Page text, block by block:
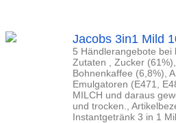
Jacobs 3in1 Mild
5 Händlerangebote bei
Zutaten , Zucker
Bohnenkaffee (6,8%),
Emulgatoren (E471,
MILCH und daraus
und trocken.,
Instantgetränk 3 in 1